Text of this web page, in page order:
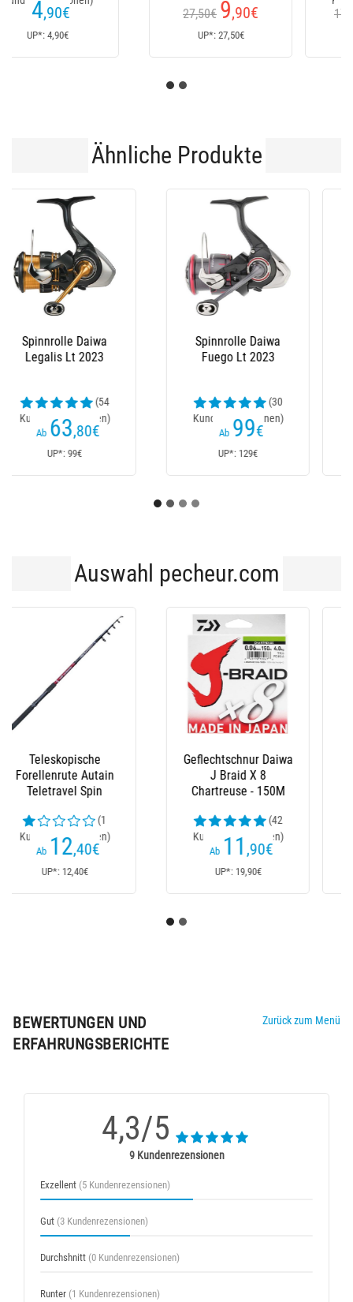
170€ 152 235
UP*: 235€
Ähnliche Produkte
Spinnrolle Daiwa
Ballistic 25 Hd
Ab 194
UP*: 269€
Spinnrolle Shimano
Stradic Fm
Kundenrezensionen)
Ab 160
UP*: 230€
Auswahl pecheur.com
Geflochtene Schnur
Daiwa J Braid X 8
Grün- 300M
Kundenrezensionen)
Ab 21,60
UP*: 40€
Geflochtene Schnur
Daiwa J Braid X 8
Mehrfarbig - 300M
Kundenrezensionen)
23,10
UP*: 40€
BEWERTUNGEN UND
ERFAHRUNGSBERICHTE
Zurück zum Menü
4,3/5
9 Kundenrezensionen
Exzellent (5 Kundenrezensionen)
Gut (3 Kundenrezensionen)
Durchshnitt (0 Kundenrezensionen)
Runter (1 Kundenrezensionen)